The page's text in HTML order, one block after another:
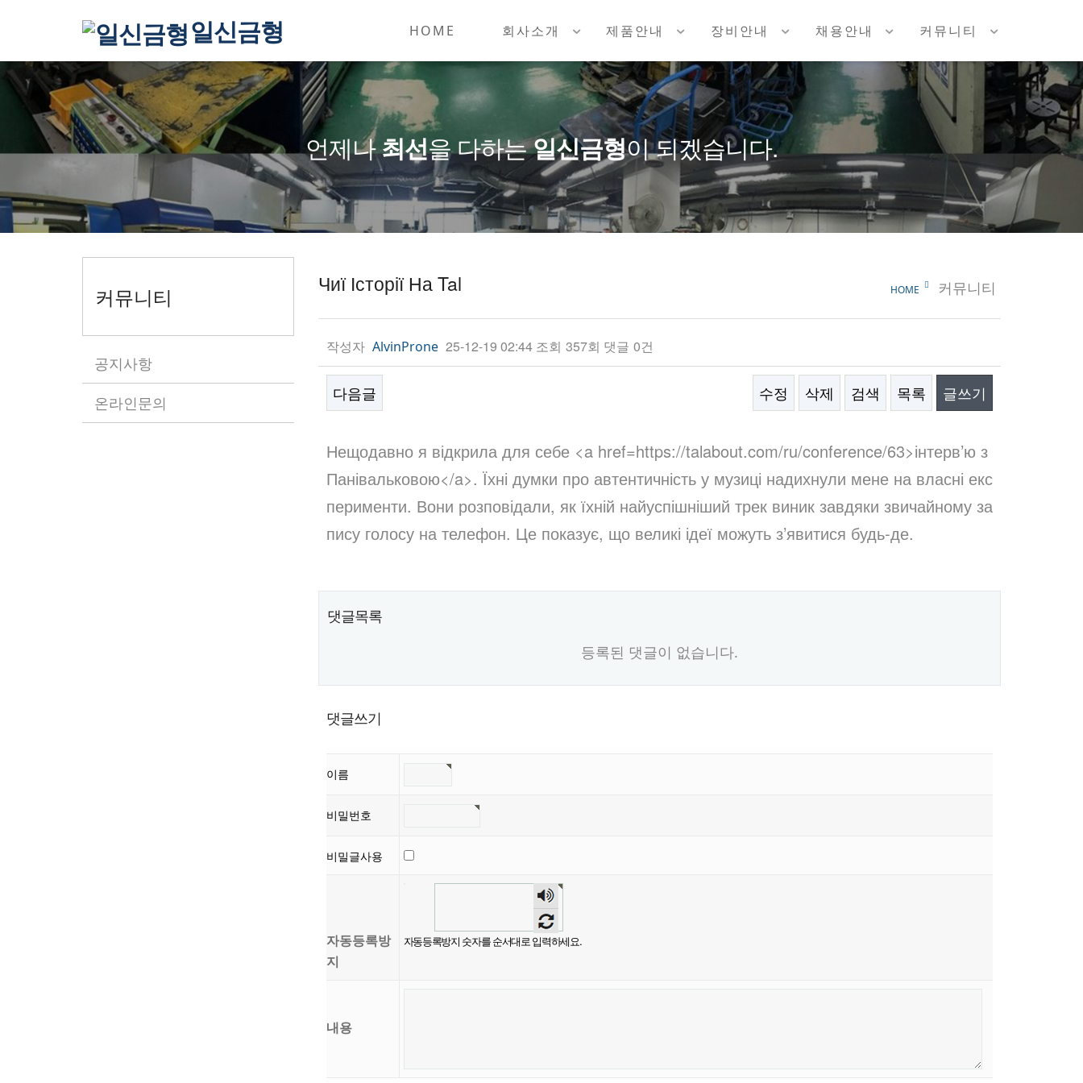
일신금형 HOME 회사소개 제품안내 장비안내 채용안내 커뮤니티
언제나최선을 다하는일신금형이 되겠습니다.
커뮤니티
공지사항
온라인문의
Чиї Історії На Tal HOME 커뮤니티
작성자 AlvinProne 25-12-19 02:44조회 357회 댓글 0건
다음글 수정 삭제 검색 목록 글쓰기
본문
Нещодавно я відкрила для себе <a href=https://talabout.com/ru/conference/63>інтерв’ю з
Панівальковою</a>. Їхні думки про автентичність у музиці надихнули мене на власні екс
перименти. Вони розповідали, як їхній найуспішніший трек виник завдяки звичайному за
пису голосу на телефон. Це показує, що великі ідеї можуть з’явитися будь-де.
댓글목록
등록된 댓글이 없습니다.
댓글쓰기
이름
비밀번호
비밀글사용
자동등록방
지